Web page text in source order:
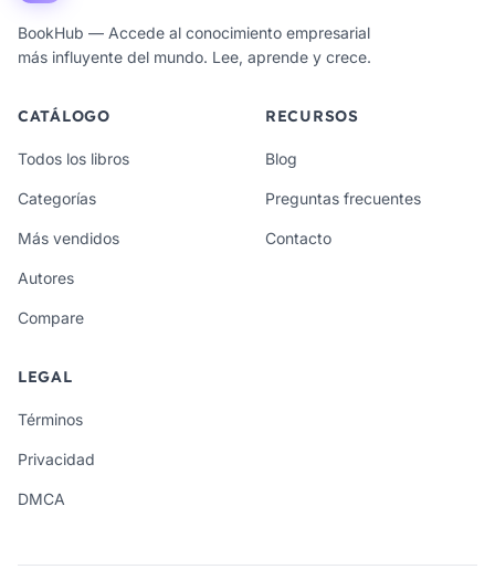
BookHub — Accede al conocimiento empresarial
más influyente del mundo. Lee, aprende y crece.
CATÁLOGO
Todos los libros
Categorías
Más vendidos
Autores
Compare
RECURSOS
Blog
Preguntas frecuentes
Contacto
LEGAL
Términos
Privacidad
DMCA